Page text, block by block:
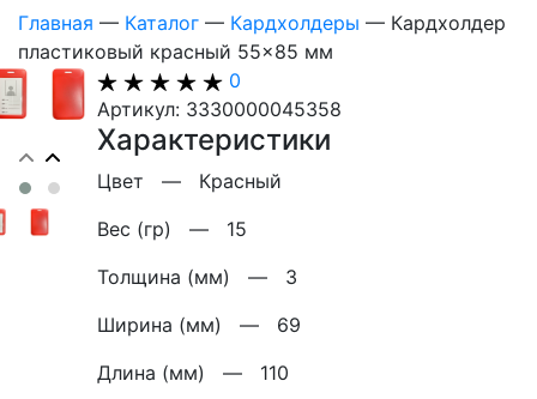
Главная — Каталог — Кардхолдеры — Кардхолдер
пластиковый красный 55×85 мм
0
Артикул: 3330000045358
Характеристики
Цвет — Красный
Вес (гр) — 15
Толщина (мм) — 3
Ширина (мм) — 69
Длина (мм) — 110